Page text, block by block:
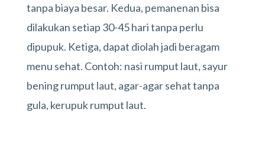
tanpa biaya besar. Kedua, pemanenan bisa
dilakukan setiap 30-45 hari tanpa perlu
dipupuk. Ketiga, dapat diolah jadi beragam
menu sehat. Contoh: nasi rumput laut, sayur
bening rumput laut, agar-agar sehat tanpa
gula, kerupuk rumput laut.